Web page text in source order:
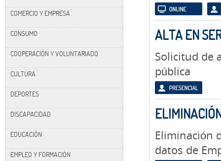
COMERCIO Y EMPRESA
CONSUMO
COOPERACIÓN Y VOLUNTARIADO
CULTURA
DEPORTES
DISCAPACIDAD
EDUCACIÓN
EMPLEO Y FORMACIÓN
ALTA EN
Solicitud de
pública
Eliminación
datos de